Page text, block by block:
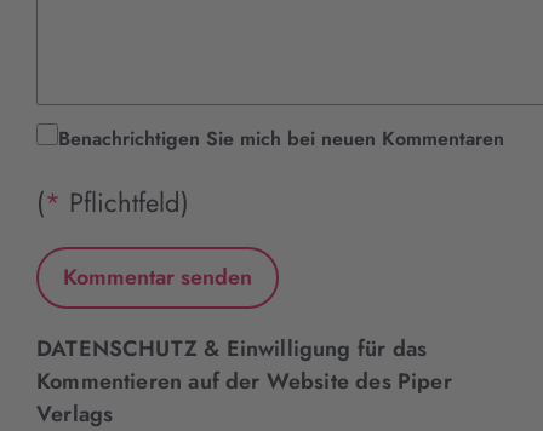
Benachrichtigen Sie mich bei neuen Kommentaren
(* Pflichtfeld)
DATENSCHUTZ & Einwilligung für das
Kommentieren auf der Website des Piper
Verlags